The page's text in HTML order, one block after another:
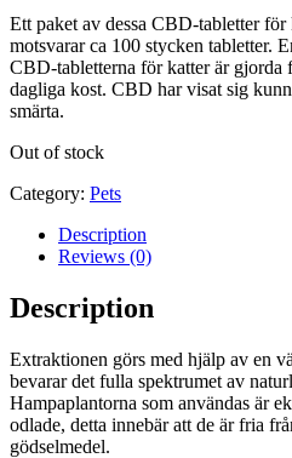
Ett paket av dessa CBD-tabletter
motsvarar ca 100 stycken tabletter.
CBD-tabletterna för katter är gjorda
dagliga kost. CBD har visat sig
smärta.
Out of stock
Category: Pets
Description
Reviews (0)
Description
Extraktionen görs med hjälp av en
bevarar det fulla spektrumet av
Hampaplantorna som användas är
odlade, detta innebär att de är fria
gödselmedel.